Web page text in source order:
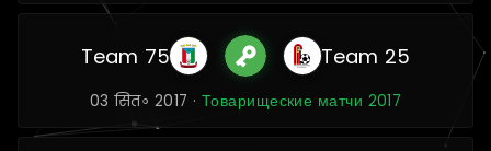
Team 75 Team 25
03 सित॰ 2017 · Товарищеские матчи 2017